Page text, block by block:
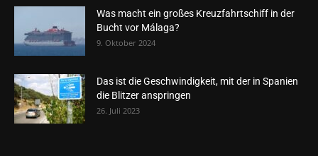
Was macht ein großes Kreuzfahrtschiff in der
Bucht vor Málaga?
9. Oktober 2024
Das ist die Geschwindigkeit, mit der in Spanien
die Blitzer anspringen
26. Juli 2023